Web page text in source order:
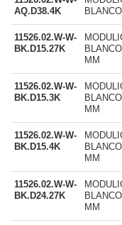
AQ.D38.4K
11526.02.W-W-
BK.D15.27K
MM
11526.02.W-W-
BK.D15.3K
MM
11526.02.W-W-
BK.D15.4K
MM
11526.02.W-W-
BK.D24.27K
MM